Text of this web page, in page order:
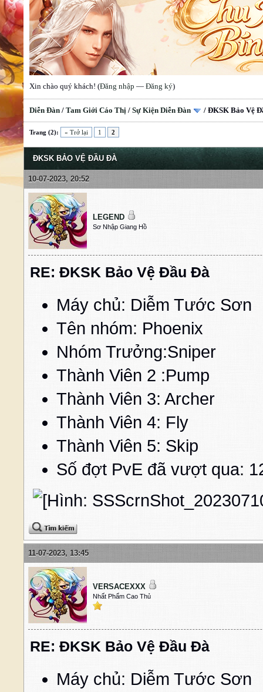
Xin chào quý khách! (Đăng nhập — Đăng ký)
Diễn Đàn / Tam Giới Cáo Thị / Sự Kiện Diễn Đàn / ĐKSK Bảo Vệ
Trang (2): « Trở lại 1 2
ĐKSK BẢO VỆ ĐẦU ĐÀ
10-07-2023, 20:52
LEGEND
Sơ Nhập Giang Hồ
RE: ĐKSK Bảo Vệ Đầu Đà
Máy chủ: Diễm Tước Sơn
Tên nhóm: Phoenix
Nhóm
Thành Viên 2
Thành Viên 3:
Thành Viên 4: Fly
Thành Viên 5: Skip
Số đợt PvE đã vượt qua:
11-07-2023, 13:45
VERSACEXXX
Nhất Phẩm Cao Thủ
RE: ĐKSK Bảo Vệ Đầu Đà
Máy chủ: Diễm Tước Sơn